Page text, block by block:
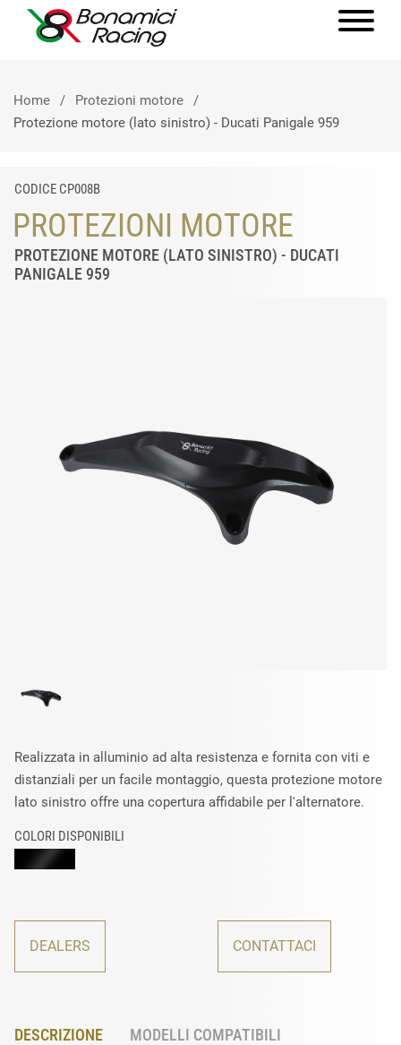
Home
Protezioni motore
Protezione motore (lato sinistro) - Ducati Panigale 959
CODICE CP008B
PROTEZIONI MOTORE
PROTEZIONE MOTORE (LATO SINISTRO) - DUCATI
PANIGALE 959
Realizzata in alluminio ad alta resistenza e fornita con viti e
distanziali per un facile montaggio, questa protezione motore
lato sinistro offre una copertura affidabile per l'alternatore.
COLORI DISPONIBILI
DEALERS CONTATTACI
DESCRIZIONE MODELLI COMPATIBILI